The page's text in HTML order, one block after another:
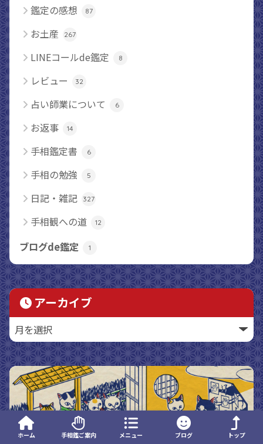
鑑定の感想 87
お土産 267
LINEコールde鑑定 8
レビュー 32
占い師業について 6
お返事 14
手相鑑定書 6
手相の勉強 5
日記・雑記 327
手相観への道 12
ブログde鑑定 1
アーカイブ
ホーム 手相鑑ご案内 メニュー ブログ トップ